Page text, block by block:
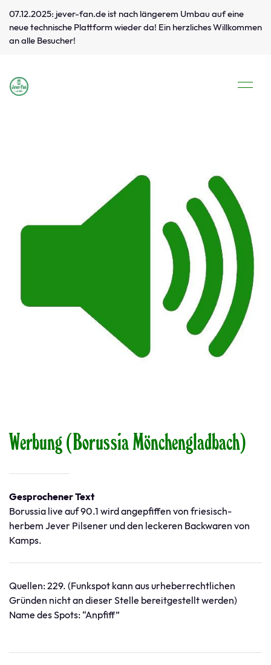
07.12.2025: jever-fan.de ist nach längerem Umbau auf eine
neue technische Plattform wieder da! Ein herzliches Willkommen
an alle Besucher!
Werbung (Borussia Mönchengladbach)
Gesprochener Text
Borussia live auf 90.1 wird angepfiffen von friesisch-
herbem Jever Pilsener und den leckeren Backwaren von
Kamps.
Quellen: 229. (Funkspot kann aus urheberrechtlichen
Gründen nicht an dieser Stelle bereitgestellt werden)
Name des Spots: “Anpfiff”